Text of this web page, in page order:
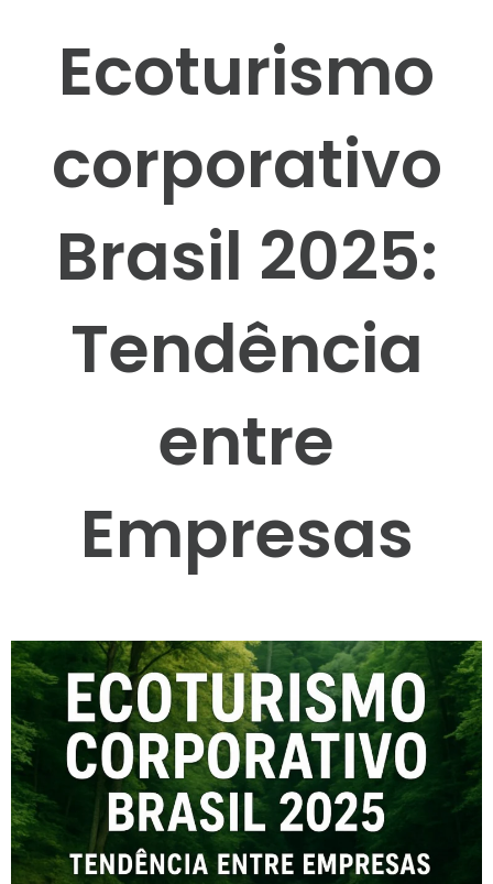
Ecoturismo
corporativo
Brasil 2025:
Tendência
entre
Empresas